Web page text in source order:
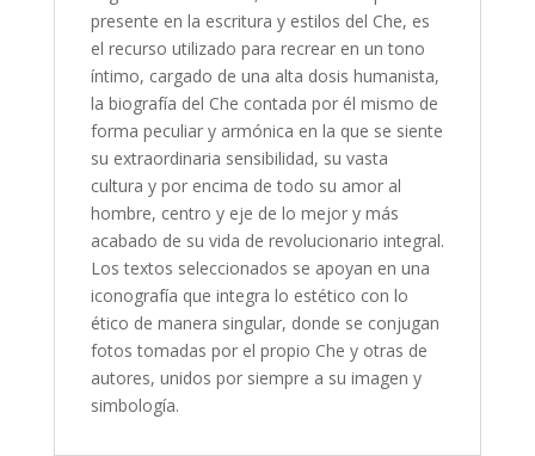
presente en la escritura y estilos del Che, es
el recurso utilizado para recrear en un tono
íntimo, cargado de una alta dosis humanista,
la biografía del Che contada por él mismo de
forma peculiar y armónica en la que se siente
su extraordinaria sensibilidad, su vasta
cultura y por encima de todo su amor al
hombre, centro y eje de lo mejor y más
acabado de su vida de revolucionario integral.
Los textos seleccionados se apoyan en una
iconografía que integra lo estético con lo
ético de manera singular, donde se conjugan
fotos tomadas por el propio Che y otras de
autores, unidos por siempre a su imagen y
simbología.